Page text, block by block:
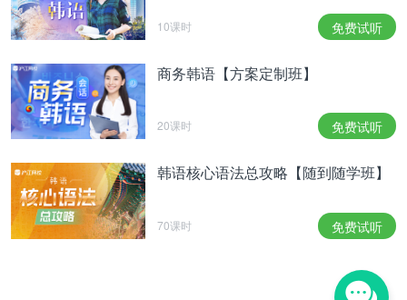
>>常用语：
-나는 이 회사에 막 들어와서
출근하는 것에 익
숙하지 않다.
/我刚进入这家公司，还不习惯坐班。
-할머니의 병이아직낫지 않아서 그는 도사를 청해
법술을 쓸 계획을 하고 있다.
/奶奶的病还没好，他打算请道士来作法。
10课时 免费试听
商务韩语【方案定制班】
20课时 免费试听
韩语核心语法总攻略【随到随学班】
70课时 免费试听